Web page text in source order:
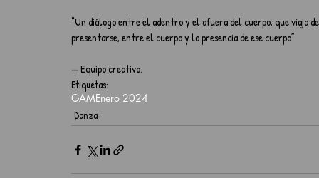
“Un diálogo entre el adentro y el afuera del cuerpo, que viaja
presentarse, entre el cuerpo y la presencia de ese cuerpo”
— Equipo creativo.
Etiquetas:
GAMEnero 2024
Danza